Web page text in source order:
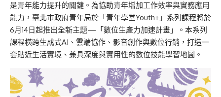
是青年能力提升的關鍵。為協助青年增加工作效率與實務應用
能力，臺北市政府青年局於「青年學堂Youth+」系列課程將於
6月14日起推出全新主題—「數位生產力加速計畫」。本系列
課程橫跨生成式AI、雲端協作、影音創作與數位行銷，打造一
套貼近生活實境、兼具深度與實用性的數位技能學習地圖。